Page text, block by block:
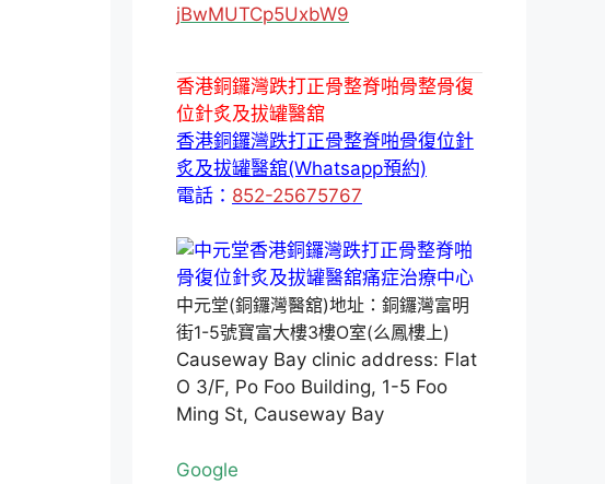
jBwMUTCp5UxbW9
香港銅鑼灣跌打正骨整脊啪骨整骨復
位針炙及拔罐醫舘
香港銅鑼灣跌打正骨整脊啪骨復位針
炙及拔罐醫舘(Whatsapp預約)
電話： 852-25675767
中元堂(銅鑼灣醫舘)地址：銅鑼灣富明
街1-5號寶富大樓3樓O室(么鳳樓上)
Causeway Bay clinic address: Flat
O 3/F, Po Foo Building, 1-5 Foo
Ming St, Causeway Bay
Google